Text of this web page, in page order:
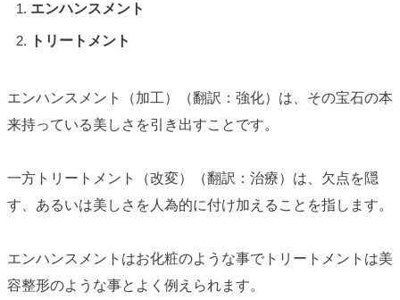
エンハンスメント
トリートメント
エンハンスメント（加工）（翻訳：強化）は、その宝石の本
来持っている美しさを引き出すことです。
一方トリートメント（改変）（翻訳：治療）は、欠点を隠
す、あるいは美しさを人為的に付け加えることを指します。
エンハンスメントはお化粧のような事でトリートメントは美
容整形のような事とよく例えられます。